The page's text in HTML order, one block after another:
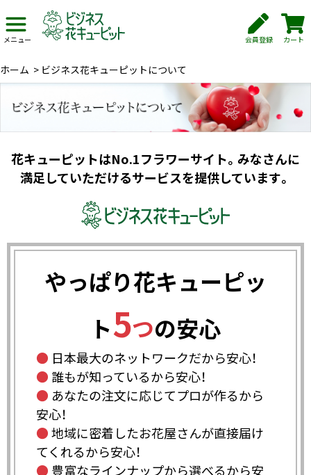
メニュー 会員登録 カート
ホーム > ビジネス花キューピットについて
花キューピットはNo.1フラワーサイト。みなさんに
満足していただけるサービスを提供しています。
やっぱり花キューピッ
ト5つの安心
● 日本最大のネットワークだから安心！
● 誰もが知っているから安心！
● あなたの注文に応じてプロが作るから
安心！
●地域に密着したお花屋さんが直接届け
てくれるから安心！
● 豊富なラインナップから選べるから安